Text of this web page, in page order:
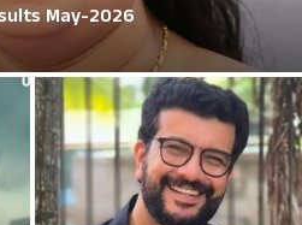
May-2026